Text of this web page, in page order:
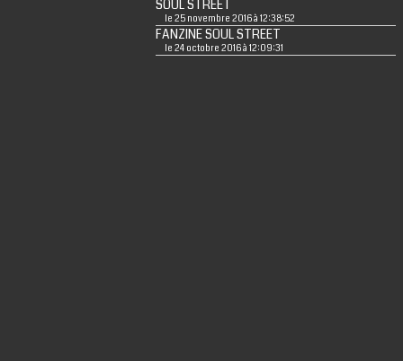
SOUL STREET
le 25 novembre 2016 à 12:38:52
FANZINE SOUL STREET
le 24 octobre 2016 à 12:09:31